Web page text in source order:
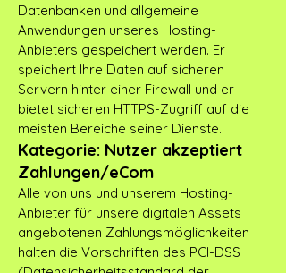
Datenbanken und allgemeine
Anwendungen unseres Hosting-
Anbieters gespeichert werden. Er
speichert Ihre Daten auf sicheren
Servern hinter einer Firewall und er
bietet sicheren HTTPS-Zugriff auf die
meisten Bereiche seiner Dienste.
Kategorie: Nutzer akzeptiert
Zahlungen/eCom
Alle von uns und unserem Hosting-
Anbieter für unsere digitalen Assets
angebotenen Zahlungsmöglichkeiten
halten die Vorschriften des PCI-DSS